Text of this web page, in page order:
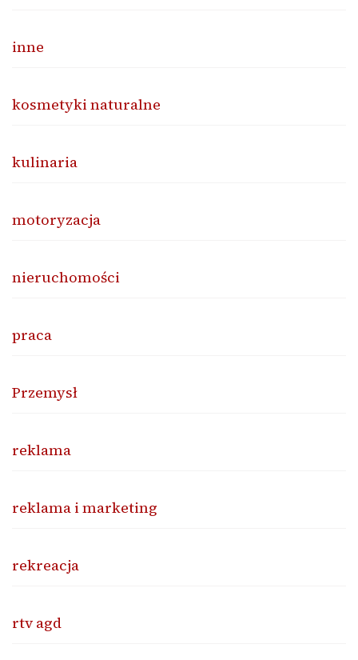
inne
kosmetyki naturalne
kulinaria
motoryzacja
nieruchomości
praca
Przemysł
reklama
reklama i marketing
rekreacja
rtv agd